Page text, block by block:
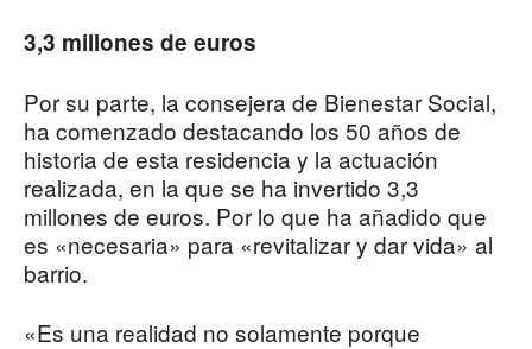
3,3 millones de euros
Por su parte, la consejera de Bienestar Social,
ha comenzado destacando los 50 años de
historia de esta residencia y la actuación
realizada, en la que se ha invertido 3,3
millones de euros. Por lo que ha añadido que
es «necesaria» para «revitalizar y dar vida» al
barrio.
«Es una realidad no solamente porque